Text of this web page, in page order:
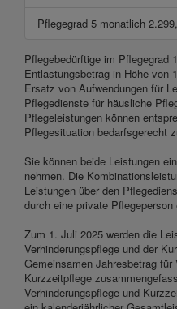
Pflegegrad 5 monatlich
Pflegebedürftige im Pflegegrad
Entlastungsbetrag in Höhe von
Ersatz von Aufwendungen für
Pflegedienste für häusliche
Pflegeleistungen können
Pflegesituation bedarfsgerecht
Sie können beide Leistungen
nehmen. Die
Leistungen über den
durch eine private Pflegeperson
Zum 1. Juli 2025 werden die
Verhinderungspflege und der
Gemeinsamen Jahresbetrag für
Kurzzeitpflege
Verhinderungspflege und